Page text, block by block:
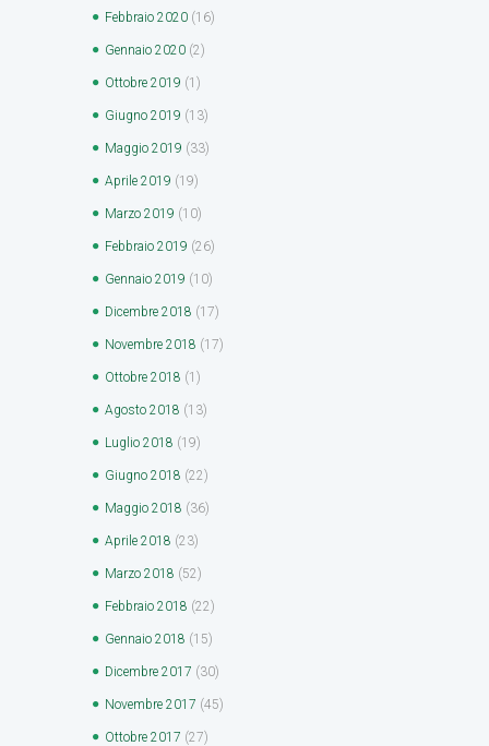
Febbraio 2020 (16)
Gennaio 2020 (2)
Ottobre 2019 (1)
Giugno 2019 (13)
Maggio 2019 (33)
Aprile 2019 (19)
Marzo 2019 (10)
Febbraio 2019 (26)
Gennaio 2019 (10)
Dicembre 2018 (17)
Novembre 2018 (17)
Ottobre 2018 (1)
Agosto 2018 (13)
Luglio 2018 (19)
Giugno 2018 (22)
Maggio 2018 (36)
Aprile 2018 (23)
Marzo 2018 (52)
Febbraio 2018 (22)
Gennaio 2018 (15)
Dicembre 2017 (30)
Novembre 2017 (45)
Ottobre 2017 (27)